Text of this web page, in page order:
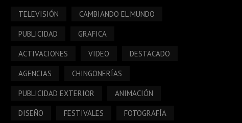
TELEVISIÓN CAMBIANDO EL MUNDO
PUBLICIDAD GRAFICA
ACTIVACIONES VIDEO DESTACADO
AGENCIAS CHINGONERÍAS
PUBLICIDAD EXTERIOR ANIMACIÓN
DISEÑO FESTIVALES FOTOGRAFÍA